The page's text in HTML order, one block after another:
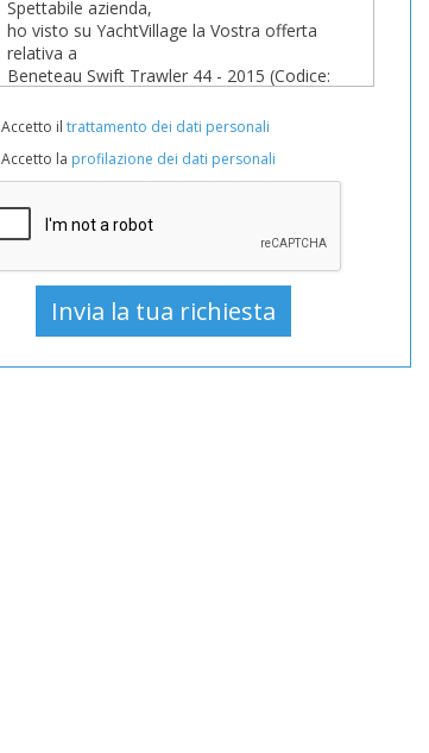
Barche,
Barca
In
Barche
motore
In
vendita,
Barca
Accetto il trattamento dei dati personali
Accetto la profilazione dei dati personali